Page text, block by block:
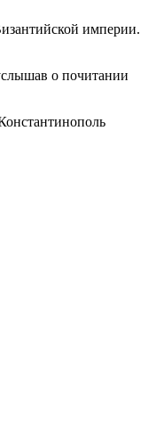
империи.
о почитании